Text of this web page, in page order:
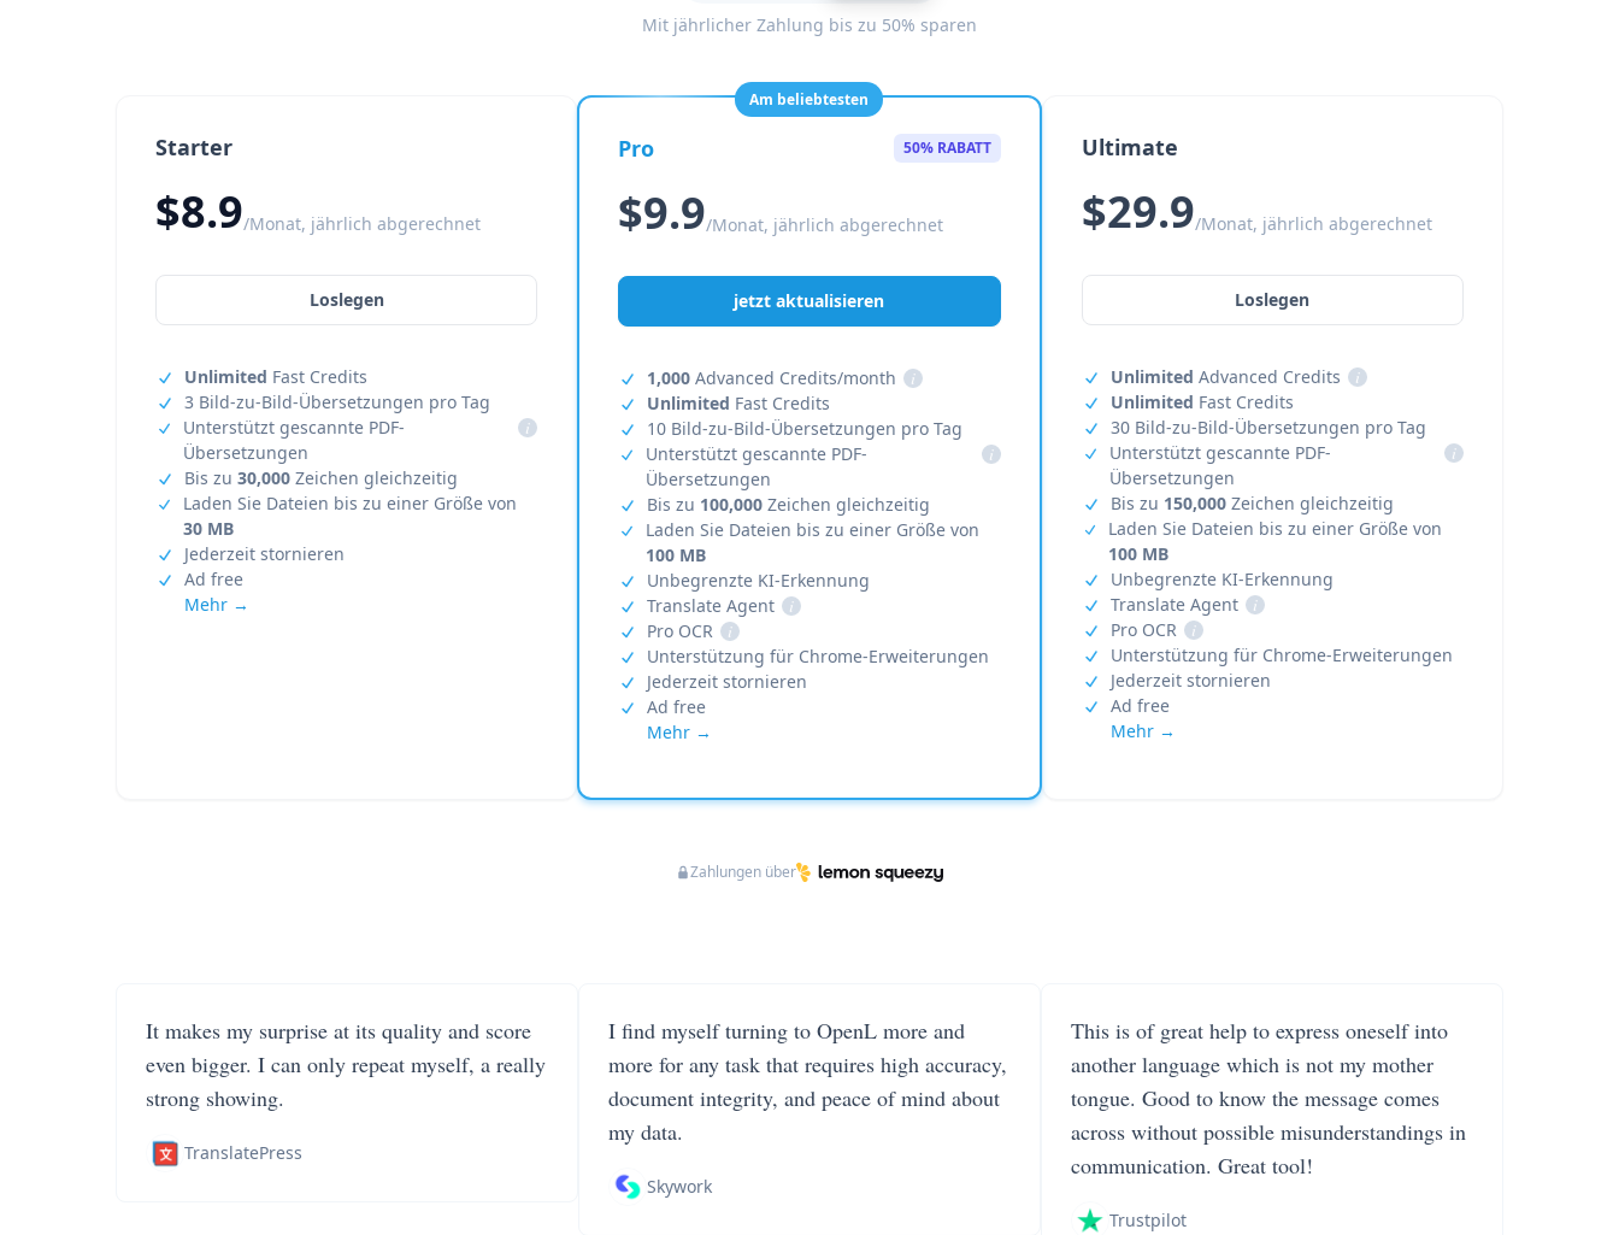
Mit jährlicher Zahlung bis zu 50% sparen
Starter
$8.9/Monat, jährlich abgerechnet
Loslegen
Unlimited Fast Credits
3 Bild-zu-Bild-Übersetzungen pro Tag
Unterstützt gescannte PDF-
Übersetzungen
i
Bis zu 30,000 Zeichen gleichzeitig
Laden Sie Dateien bis zu einer Größe von
30 MB
Jederzeit stornieren
Ad free
Mehr →
Am beliebtesten
Pro 50% RABATT
$9.9/Monat, jährlich abgerechnet
jetzt aktualisieren
1,000 Advanced Credits/month
i
Unlimited Fast Credits
10 Bild-zu-Bild-Übersetzungen pro Tag
Unterstützt gescannte PDF-
Übersetzungen
i
Bis zu 100,000 Zeichen gleichzeitig
Laden Sie Dateien bis zu einer Größe von
100 MB
Unbegrenzte KI-Erkennung
Translate Agent
i
Pro OCR
i
Unterstützung für Chrome-Erweiterungen
Jederzeit stornieren
Ad free
Mehr →
Ultimate
$29.9/Monat, jährlich abgerechnet
Loslegen
Unlimited Advanced Credits
i
Unlimited Fast Credits
30 Bild-zu-Bild-Übersetzungen pro Tag
Unterstützt gescannte PDF-
Übersetzungen
i
Bis zu 150,000Zeichen gleichzeitig
Laden Sie Dateien bis zu einer Größe von
100 MB
Unbegrenzte KI-Erkennung
Translate Agent
i
Pro OCR
i
Unterstützung für Chrome-Erweiterungen
Jederzeit stornieren
Ad free
Mehr →
Zahlungen über
It makes my surprise at its quality and score
even bigger. I can only repeat myself, a really
strong showing.
TranslatePress
I find myself turning to OpenL more and
more for any task that requires high accuracy,
document integrity, and peace of mind about
my data.
Skywork
This is of great help to express oneself into
another language which is not my mother
tongue. Good to know the message comes
across without possible misunderstandings in
communication. Great tool!
Trustpilot